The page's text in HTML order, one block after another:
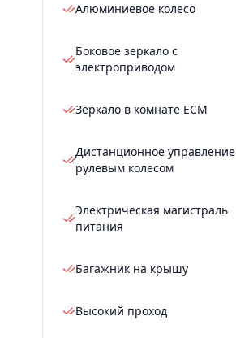
Алюминиевое колесо
Боковое зеркало с
электроприводом
Зеркало в комнате ECM
Дистанционное управление
рулевым колесом
Электрическая магистраль
питания
Багажник на крышу
Высокий проход